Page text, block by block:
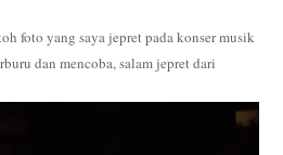
foto yang saya jepret pada konser musik
dan mencoba, salam jepret dari